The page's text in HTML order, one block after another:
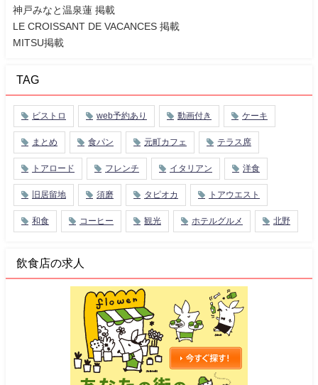
神戸みなと温泉蓮 掲載
LE CROISSANT DE VACANCES 掲載
MITSU掲載
TAG
ビストロ web予約あり 動画付き ケーキ
まとめ 食パン 元町カフェ テラス席
トアロード フレンチ イタリアン 洋食
旧居留地 須磨 タピオカ トアウエスト
和食 コーヒー 観光 ホテルグルメ 北野
飲食店の求人